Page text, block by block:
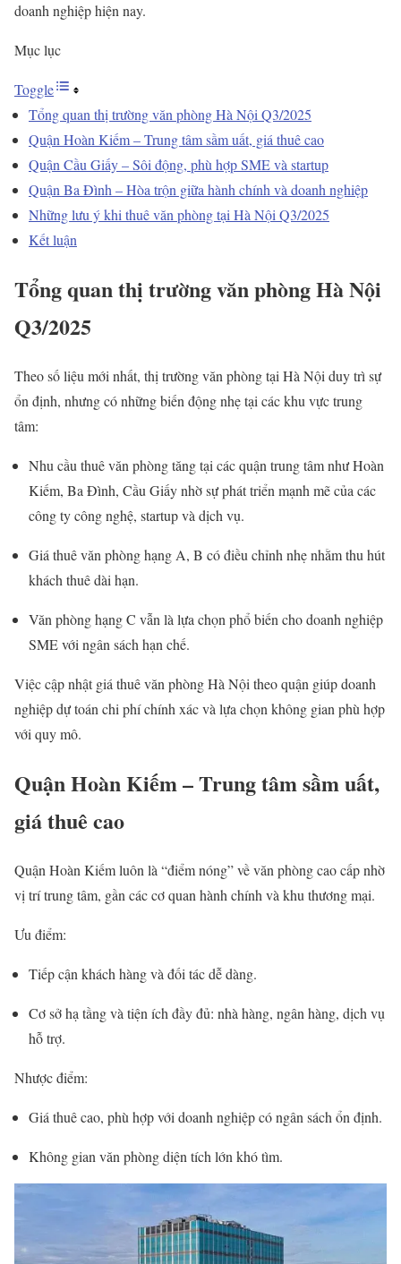
doanh nghiệp hiện nay.
Mục lục
Toggle
Tổng quan thị trường văn phòng Hà Nội Q3/2025
Quận Hoàn Kiếm – Trung tâm sầm uất, giá thuê cao
Quận Cầu Giấy – Sôi động, phù hợp SME và startup
Quận Ba Đình – Hòa trộn giữa hành chính và doanh nghiệp
Những lưu ý khi thuê văn phòng tại Hà Nội Q3/2025
Kết luận
Tổng quan thị trường văn phòng Hà Nội
Q3/2025
Theo số liệu mới nhất, thị trường văn phòng tại Hà Nội duy trì sự
ổn định, nhưng có những biến động nhẹ tại các khu vực trung
tâm:
Nhu cầu thuê văn phòng tăng tại các quận trung tâm như Hoàn
Kiếm, Ba Đình, Cầu Giấy nhờ sự phát triển mạnh mẽ của các
công ty công nghệ, startup và dịch vụ.
Giá thuê văn phòng hạng A, B có điều chỉnh nhẹ nhằm thu hút
khách thuê dài hạn.
Văn phòng hạng C vẫn là lựa chọn phổ biến cho doanh nghiệp
SME với ngân sách hạn chế.
Việc cập nhật giá thuê văn phòng Hà Nội theo quận giúp doanh
nghiệp dự toán chi phí chính xác và lựa chọn không gian phù hợp
với quy mô.
Quận Hoàn Kiếm – Trung tâm sầm uất,
giá thuê cao
Quận Hoàn Kiếm luôn là “điểm nóng” về văn phòng cao cấp nhờ
vị trí trung tâm, gần các cơ quan hành chính và khu thương mại.
Ưu điểm:
Tiếp cận khách hàng và đối tác dễ dàng.
Cơ sở hạ tầng và tiện ích đầy đủ: nhà hàng, ngân hàng, dịch vụ
hỗ trợ.
Nhược điểm:
Giá thuê cao, phù hợp với doanh nghiệp có ngân sách ổn định.
Không gian văn phòng diện tích lớn khó tìm.